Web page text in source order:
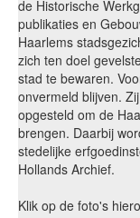
de Historische
publikaties en
Haarlems
zich ten doel
stad te bewaren.
onvermeld blijven.
opgesteld om de
brengen. Daarbij
stedelijke
Hollands Archief.
Klik op de foto's